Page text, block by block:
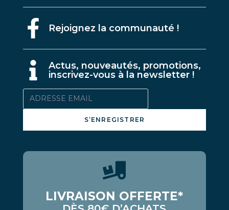
Rejoignez la communauté !
Actus, nouveautés, promotions,
inscrivez-vous à la newsletter !
S’ENREGISTRER
LIVRAISON OFFERTE*